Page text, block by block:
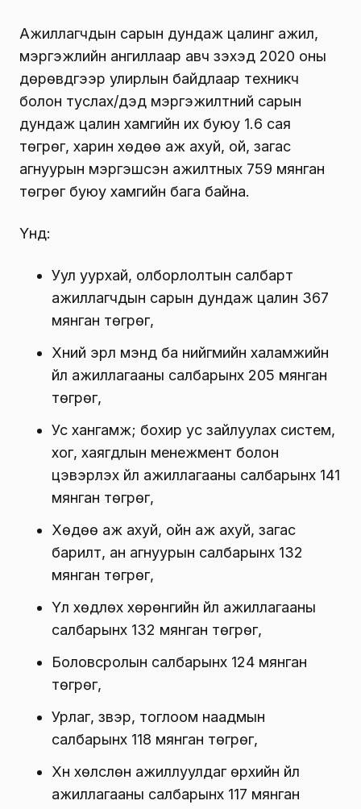
Ажиллагчдын сарын дундаж цалинг ажил,
мэргэжлийн ангиллаар авч үзэхэд 2020 оны
дөрөвдүгээр улирлын байдлаар техникч
дундаж цалин хамгийн их буюу 1.6 сая
агнуурын мэргэшсэн ажилтных 759 мянган
төгрөг буюу хамгийн бага байна.
Үүнд:
мянган төгрөг,
Хүний эрүүл мэнд ба нийгмийн халамжийн
Ус хангамж; бохир ус зайлуулах систем,
мянган төгрөг,
барилт, ан агнуурын салбарынх 132
мянган төгрөг,
Үл хөдлөх хөрөнгийн үйл ажиллагааны
салбарынх 132 мянган төгрөг,
Боловсролын салбарынх 124 мянган
төгрөг,